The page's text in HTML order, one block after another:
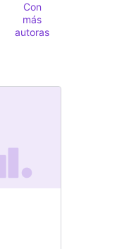
Con
más
autoras